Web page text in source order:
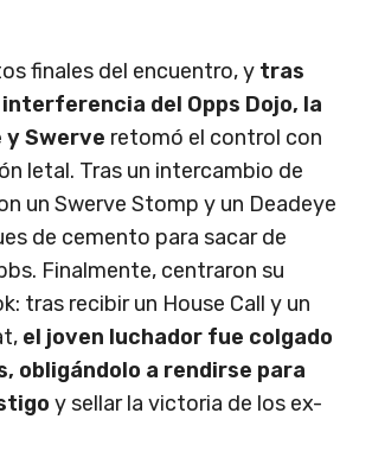
finales del encuentro, y tras
del Opps Dojo, la
y Swerve retomó el control con
letal. Tras un intercambio de
un Swerve Stomp y un Deadeye
de cemento para sacar de
Finalmente, centraron su
tras recibir un House Call y un
el joven luchador fue colgado
obligándolo a rendirse para
y sellar la victoria de los ex-